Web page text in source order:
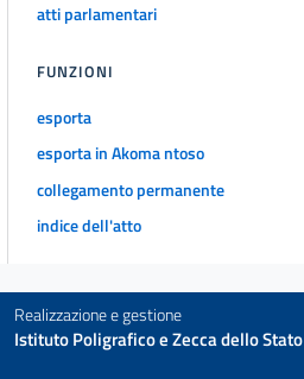
atti parlamentari
FUNZIONI
esporta
esporta in Akoma ntoso
collegamento permanente
indice dell'atto
Realizzazione e gestione
Istituto Poligrafico e Zecca dello Stato